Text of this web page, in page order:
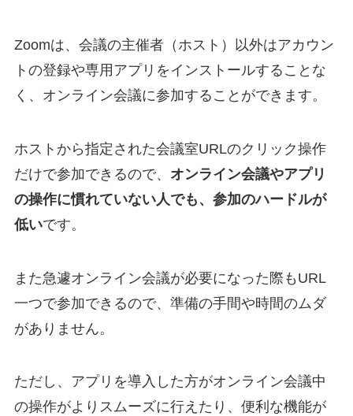
Zoomは、会議の主催者（ホスト）以外はアカウン
トの登録や専用アプリをインストールすることな
く、オンライン会議に参加することができます。
ホストから指定された会議室URLのクリック操作
だけで参加できるので、 オンライン会議やアプリ
の操作に慣れていない人でも、参加のハードルが
低いです。
また急遽オンライン会議が必要になった際もURL
一つで参加できるので、準備の手間や時間のムダ
がありません。
ただし、アプリを導入した方がオンライン会議中
の操作がよりスムーズに行えたり、便利な機能が